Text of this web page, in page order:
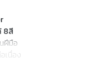
8สี
ฝีมือ
เนื่อง